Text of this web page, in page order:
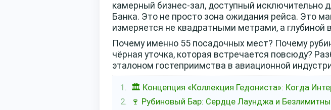
камерный бизнес-зал, доступный исключительно
Банка. Это не просто зона ожидания рейса. Это
измеряется не квадратными метрами, а глубиной
Почему именно 55 посадочных мест? Почему
чёрная уточка, которая встречается повсюду?
эталоном гостеприимства в авиационной
🏛️ Концепция «Коллекция Гедониста»: Когда
🍷 Рубиновый Бар: Сердце Лаунджа и